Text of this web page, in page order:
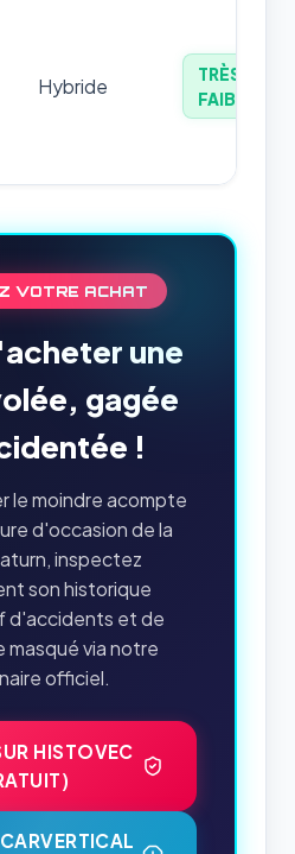
Hybride
TRÈS
FAIBLE
VOTRE ACHAT
une
gagée
!
le moindre acompte
d'occasion de la
inspectez
son historique
d'accidents et de
masqué via notre
officiel.
HISTOVEC